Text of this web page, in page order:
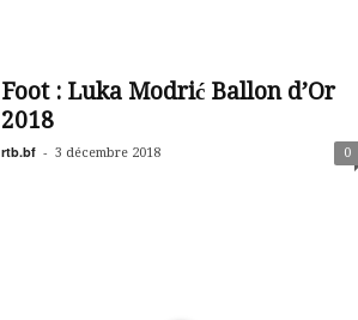
Foot : Luka Modrić Ballon d’Or
2018
rtb.bf - 3 décembre 2018 0